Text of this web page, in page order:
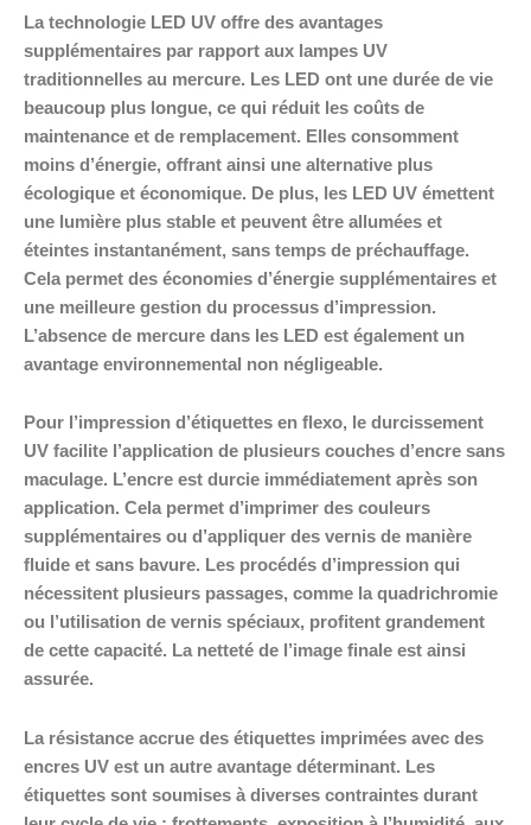
La technologie LED UV offre des avantages
supplémentaires par rapport aux lampes UV
traditionnelles au mercure. Les LED ont une durée de vie
beaucoup plus longue, ce qui réduit les coûts de
maintenance et de remplacement. Elles consomment
moins d’énergie, offrant ainsi une alternative plus
écologique et économique. De plus, les LED UV émettent
une lumière plus stable et peuvent être allumées et
éteintes instantanément, sans temps de préchauffage.
Cela permet des économies d’énergie supplémentaires et
une meilleure gestion du processus d’impression.
L’absence de mercure dans les LED est également un
avantage environnemental non négligeable.
Pour l’impression d’étiquettes en flexo, le durcissement
UV facilite l’application de plusieurs couches d’encre sans
maculage. L’encre est durcie immédiatement après son
application. Cela permet d’imprimer des couleurs
supplémentaires ou d’appliquer des vernis de manière
fluide et sans bavure. Les procédés d’impression qui
nécessitent plusieurs passages, comme la quadrichromie
ou l’utilisation de vernis spéciaux, profitent grandement
de cette capacité. La netteté de l’image finale est ainsi
assurée.
La résistance accrue des étiquettes imprimées avec des
encres UV est un autre avantage déterminant. Les
étiquettes sont soumises à diverses contraintes durant